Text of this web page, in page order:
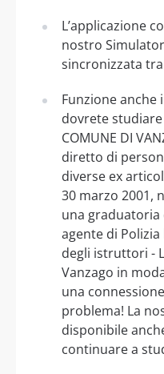
L’applicazione
nostro
sincronizzata
Funzione
dovrete
COMUNE DI
diretto di
diverse ex
30 marzo 2001,
una
agente di
degli istruttori -
Vanzago in
una
problema! La
disponibile
continuare a